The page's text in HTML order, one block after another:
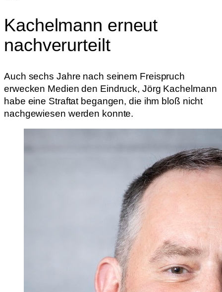
Kachelmann erneut
nachverurteilt
Auch sechs Jahre nach seinem Freispruch
erwecken Medien den Eindruck, Jörg Kachelmann
habe eine Straftat begangen, die ihm bloß nicht
nachgewiesen werden konnte.